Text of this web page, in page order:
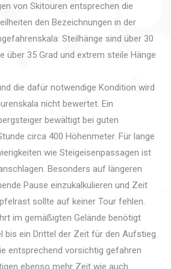
von Skitouren entsprechen die
den Bezeichnungen in der
Steilhänge sind über 30
über 35 Grad und extrem steile Hänge
die dafür notwendige Kondition wird
nicht bewertet. Ein
bewältigt bei guten
circa 400 Höhenmeter. Für lange
wie Steigeisenpassagen ist
Besonders auf längeren
Pause einzukalkulieren und Zeit
sollte auf keiner Tour fehlen.
im gemäßigten Gelände benötigt
bis ein Drittel der Zeit für den Aufstieg.
entsprechend vorsichtig gefahren
ebenso mehr Zeit wie auch